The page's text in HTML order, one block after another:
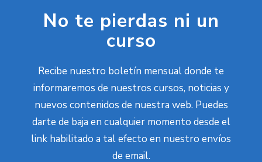
No te pierdas ni un
curso
Recibe nuestro boletín mensual donde te
informaremos de nuestros cursos, noticias y
nuevos contenidos de nuestra web. Puedes
darte de baja en cualquier momento desde el
link habilitado a tal efecto en nuestro envíos
de email.